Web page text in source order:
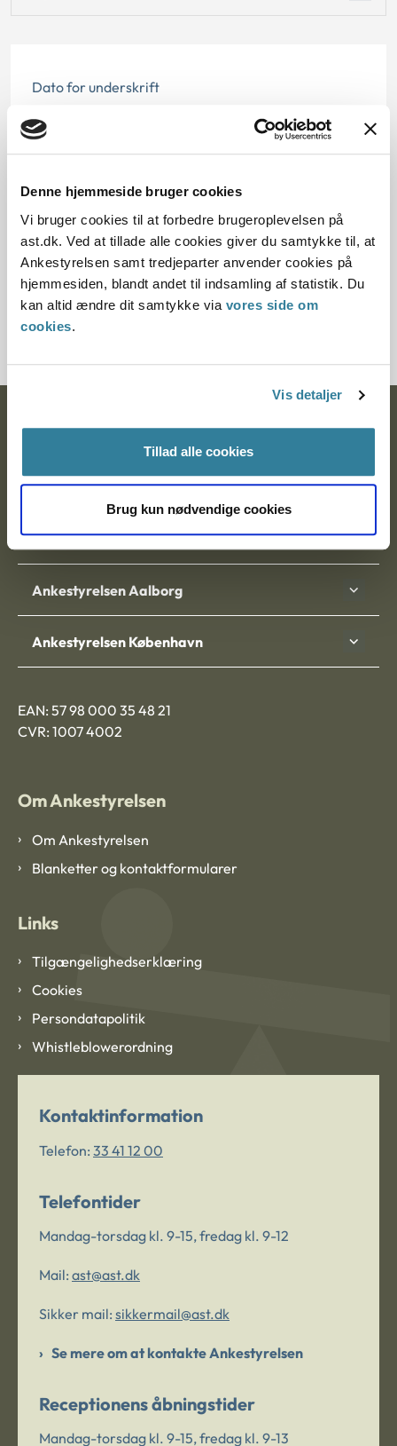
Denne hjemmeside bruger cookies
Vi bruger cookies til at forbedre brugeroplevelsen på
ast.dk. Ved at tillade alle cookies giver du samtykke til, at
Ankestyrelsen samt tredjeparter anvender cookies på
hjemmesiden, blandt andet til indsamling af statistik. Du
kan altid ændre dit samtykke via vores side om
cookies.
Vis detaljer
Tillad alle cookies
Brug kun nødvendige cookies
Dato for underskrift
15.05.2000
12.07.2013
Paragraf
§ 28
Journalnummer J.nr.: 350110-99
Ankestyrelsen
Nytorv 7, 2. sal
Ankestyrelsen Aalborg
Ankestyrelsen København
EAN: 57 98 000 35 48 21
CVR: 1007 4002
Om Ankestyrelsen
Om Ankestyrelsen
Blanketter og kontaktformularer
Links
Tilgængelighedserklæring
Cookies
Persondatapolitik
Whistleblowerordning
Kontaktinformation
Telefon: 33 41 12 00
Telefontider
Mandag-torsdag kl. 9-15, fredag kl. 9-12
Mail: ast@ast.dk
Sikker mail: sikkermail@ast.dk
Se mere om at kontakte Ankestyrelsen
Receptionens åbningstider
Mandag-torsdag kl. 9-15, fredag kl. 9-13